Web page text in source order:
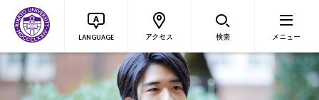
LANGUAGE アクセス 検索 メニュー